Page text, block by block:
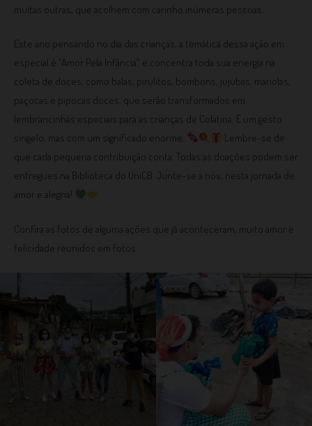
muitas outras, que acolhem com carinho inúmeras pessoas.
Este ano pensando no dia das crianças, a temática dessa ação em
especial é “Amor Pela Infância” e concentra toda sua energia na
coleta de doces, como balas, pirulitos, bombons, jujubas, mariolas,
paçocas e pipocas doces, que serão transformados em
lembrancinhas especiais para as crianças de Colatina. É um gesto
singelo, mas com um significado enorme.
Lembre-se de
que cada pequena contribuição conta. Todas as doações podem ser
entregues na Biblioteca do UniCB. Junte-se a nós, nesta jornada de
amor e alegria!
Confira as fotos de alguma ações que já aconteceram, muito amor e
felicidade reunidos em fotos: